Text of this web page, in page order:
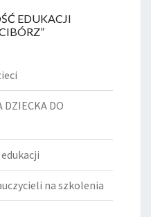
EDUKACJI
DZIECKA DO
na szkolenia